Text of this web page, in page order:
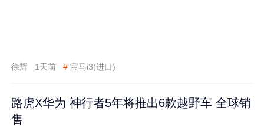
徐辉 1天前 # 宝马i3(进口)
路虎X华为 神行者5年将推出6款越野车 全球销
售